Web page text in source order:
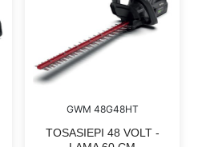
GWM 48G48HT
TOSASIEPI 48 VOLT -